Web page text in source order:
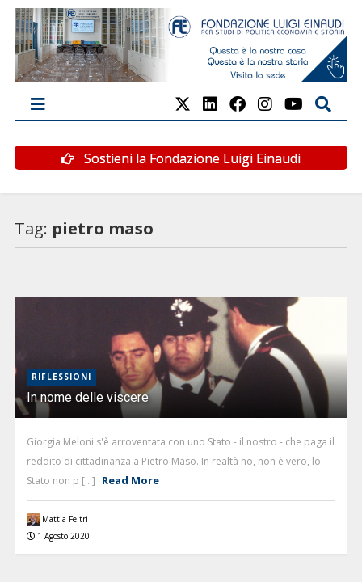
Sostieni la Fondazione Luigi Einaudi
Tag: pietro maso
RIFLESSIONI
In nome delle viscere
Giorgia Meloni s'è arroventata con uno Stato - il nostro - che paga il
reddito di cittadinanza a Pietro Maso. In realtà no, non è vero, lo
Stato non p [...] Read More
Mattia Feltri
1 Agosto 2020